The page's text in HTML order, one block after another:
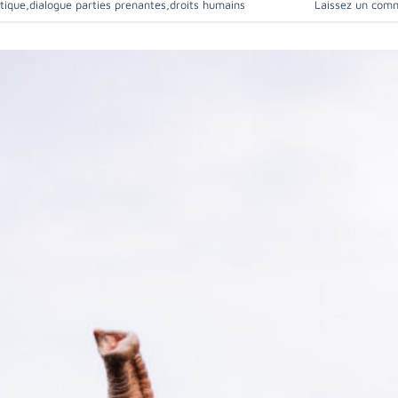
dialogue parties prenantes droits humains Laissez un